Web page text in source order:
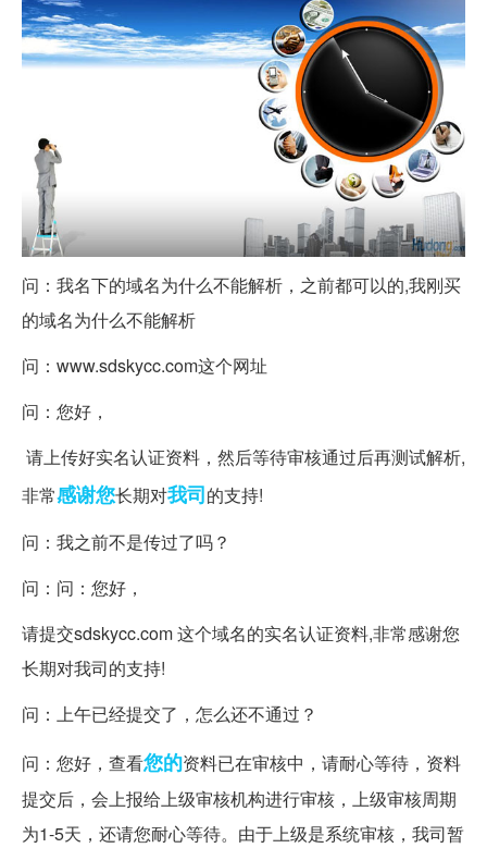
问：我名下的域名为什么不能解析，之前都可以的,我刚买
的域名为什么不能解析
问：www.sdskycc.com这个网址
问：您好，
请上传好实名认证资料，然后等待审核通过后再测试解析,
非常感谢您长期对我司的支持!
问：我之前不是传过了吗？
问：问：您好，
请提交sdskycc.com 这个域名的实名认证资料,非常感谢您
长期对我司的支持!
问：上午已经提交了，怎么还不通过？
问：您好，查看您的资料已在审核中，请耐心等待，资料
提交后，会上报给上级审核机构进行审核，上级审核周期
为1-5天，还请您耐心等待。由于上级是系统审核，我司暂